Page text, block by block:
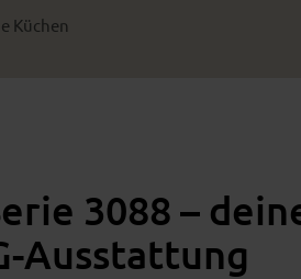
Küchen
3088 –
Ausstattung